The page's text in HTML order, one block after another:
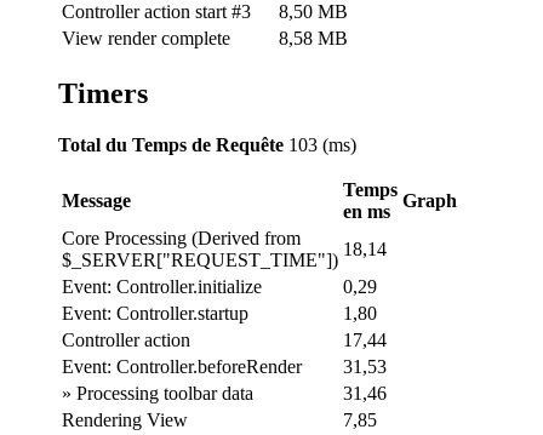
Controller action start #3
8,50 MB
View render complete
8,58 MB
Timers
Total du Temps de Requête 103 (ms)
Message
Temps
en ms
Graph
Core Processing (Derived from
$_SERVER["REQUEST_TIME"])
18,14
Event: Controller.initialize
0,29
Event: Controller.startup
1,80
Controller action
17,44
Event: Controller.beforeRender
31,53
» Processing toolbar data
31,46
Rendering View
7,85